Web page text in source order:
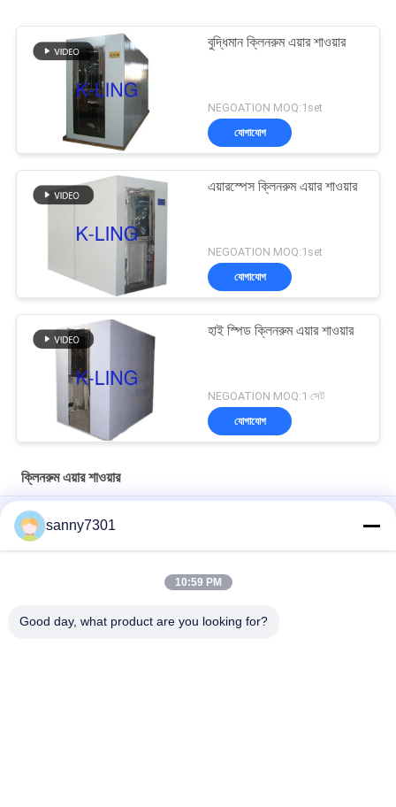
বুদ্ধিমান ক্লিনরুম এয়ার শাওয়ার
NEGOATION MOQ:1set
যোগাযোগ
এয়ারস্পেস ক্লিনরুম এয়ার শাওয়ার
NEGOATION MOQ:1set
যোগাযোগ
হাই স্পিড ক্লিনরুম এয়ার শাওয়ার
NEGOATION MOQ:1 সেট
যোগাযোগ
ক্লিনরুম এয়ার শাওয়ার
ওয়্যারলেস প্রেস সুইচ 380V 50HZ সহ বৈদ্যুতিক ক্লিনরুম এয়ার শাওয়ার
ক্লিনরুম প্রকল্পের জন্য স্টেইনলেস স্টিল প্লেট মডুলার এয়ার শাওয়ার
সিই এবং রোএইচএস এয়ার ফ্লো 1300 এম 3 / এইচ সহ অটোমেটেড স্লাইডিং ডোর
sanny7301
10:59 PM
Good day, what product are you looking for?